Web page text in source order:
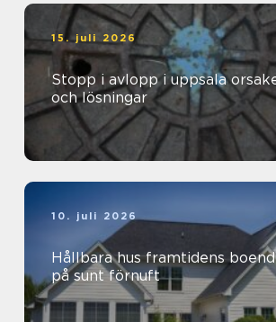
15. juli 2026
Stopp i avlopp i uppsala orsaker, risker
och lösningar
10. juli 2026
Hållbara hus framtidens boende byggt
på sunt förnuft